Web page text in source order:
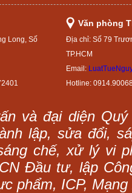
Long, Số
Văn phòng
Địa chỉ: Số 79
TP.HCM
Email:
Hotline:
và đại diện
lập, sửa đổi,
chế, xử lý vi
Đầu tư, lập
phẩm, ICP,